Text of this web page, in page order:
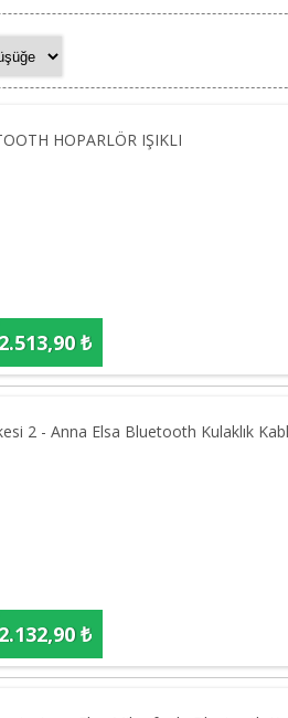
HOPARLÖR IŞIKLI
2.513,90 ₺
2 - Anna Elsa Bluetooth Kulaklık
2.132,90 ₺